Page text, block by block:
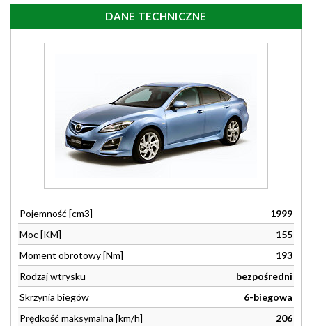
DANE TECHNICZNE
Pojemność [cm3]
1999
Moc [KM]
155
Moment obrotowy [Nm]
193
Rodzaj wtrysku
bezpośredni
Skrzynia biegów
6-biegowa
Prędkość maksymalna [km/h]
206